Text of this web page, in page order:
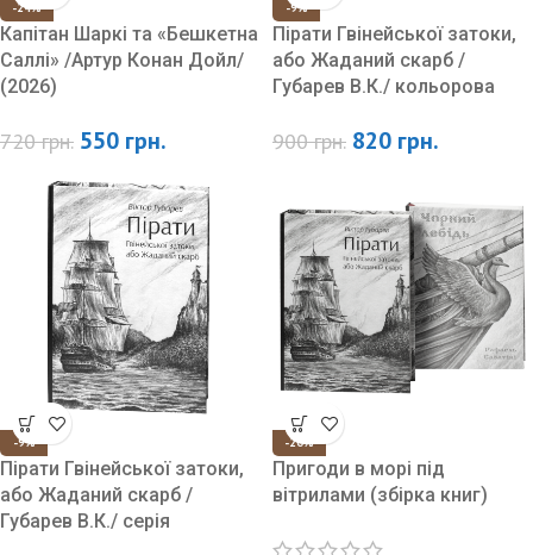
-24%
Капітан Шаркі та «Бешкетна
Саллі» /Артур Конан Дойл/
(2026)
720грн. 550 грн.
-9%
Пірати Гвінейської затоки,
або Жаданий скарб /
Губарев В.К./ кольорова
900грн. 820 грн.
-9%
Пірати Гвінейської затоки,
або Жаданий скарб /
Губарев В.К./ серія
-20%
Пригоди в морі під
вітрилами (збірка книг)